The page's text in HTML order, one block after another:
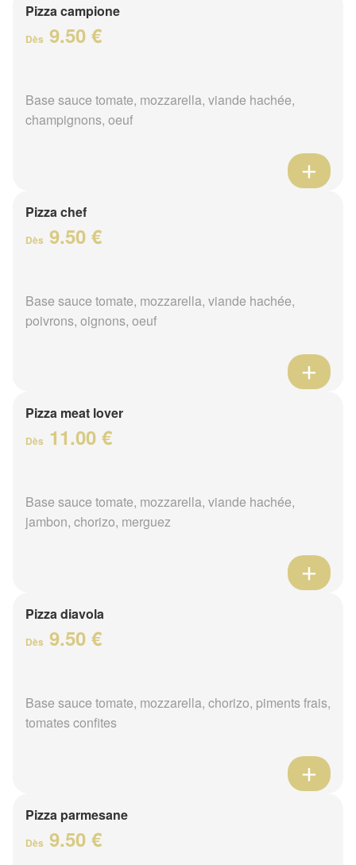
Pizza campione
Dès 9.50 €
Base sauce tomate, mozzarella, viande hachée,
champignons, oeuf
Pizza chef
Dès 9.50 €
Base sauce tomate, mozzarella, viande hachée,
poivrons, oignons, oeuf
Pizza meat lover
Dès 11.00 €
Base sauce tomate, mozzarella, viande hachée,
jambon, chorizo, merguez
Pizza diavola
Dès 9.50 €
Base sauce tomate, mozzarella, chorizo, piments frais,
tomates confites
Pizza parmesane
Dès 9.50 €